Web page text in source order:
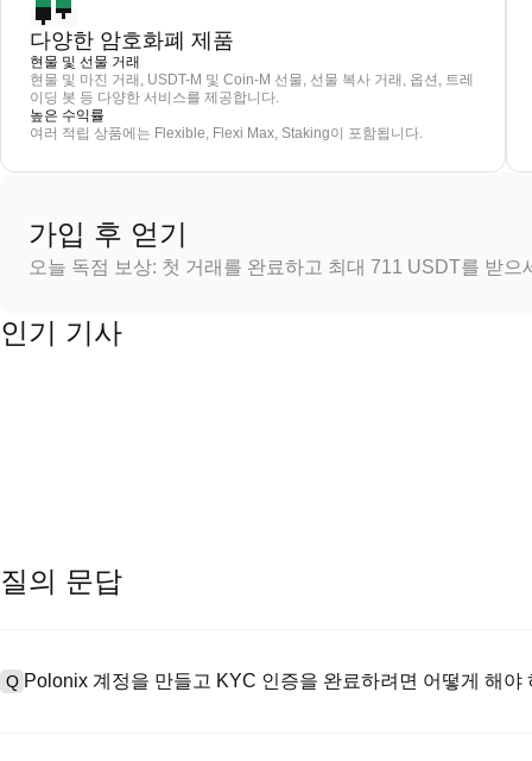
다양한 암호화폐 제품
현물 및 선물 거래
현물 및 마진 거래, USDT-M 및 Coin-M 선물, 선물 복사 거래, 옵션, 트레
이딩 봇 등 다양한 서비스를 제공합니다.
높은 수익률
여러 적립 상품에는 Flexible, Flexi Max, Staking이 포함됩니다.
가입 후 얻기
오늘 독점 보상: 첫 거래를 완료하고 최대 711 USDT를 받으
인기 기사
질의 문답
Q Polonix 계정을 만들고 KYC 인증을 완료하려면 어떻게 해야